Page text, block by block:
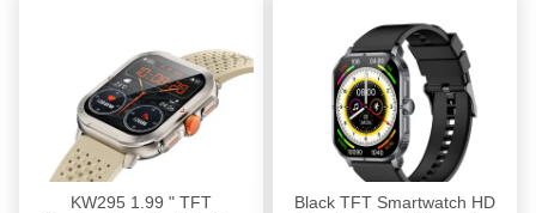
KW295 1.99 " TFT
Black TFT Smartwatch HD